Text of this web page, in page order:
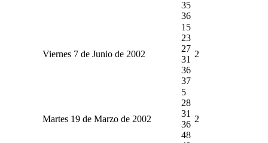
35
36
Viernes 7 de Junio de 2002
15
23
27
31
36
37
2
Martes 19 de Marzo de 2002
5
28
31
36
48
2